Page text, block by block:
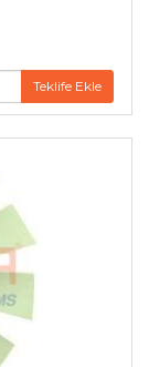
Teklife Ekle